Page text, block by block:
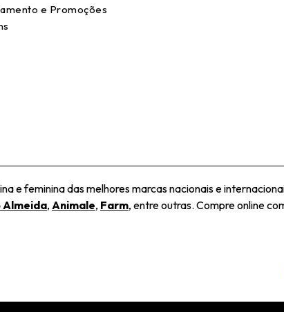
e Promoções
e feminina das melhores marcas nacionais e
Almeida, Animale, Farm, entre outras. Compre online